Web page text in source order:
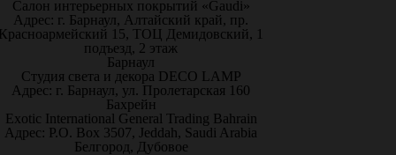
Салон интерьерных покрытий «Gaudi»
Адрес: г. Барнаул, Алтайский край, пр.
15, ТОЦ Демидовский, 1
подъезд, 2 этаж
Барнаул
Студия света и декора DECO LAMP
Адрес: г. Барнаул, ул. Пролетарская 160
Бахрейн
Exotic International General Trading Bahrain
Адрес: P.O. Box 3507, Jeddah, Saudi Arabia
Белгород, Дубовое